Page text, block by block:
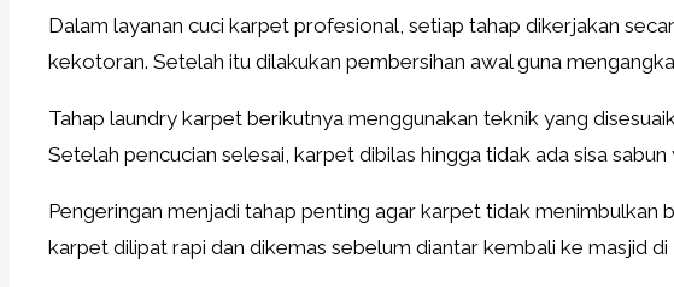
Dalam layanan cuci karpet profesional, setiap tahap dikerjakan
kekotoran. Setelah itu dilakukan pembersihan awal guna
Tahap laundry karpet berikutnya menggunakan teknik yang
Setelah pencucian selesai, karpet dibilas hingga tidak ada sisa
Pengeringan menjadi tahap penting agar karpet tidak menimbulkan
karpet dilipat rapi dan dikemas sebelum diantar kembali ke masjid di